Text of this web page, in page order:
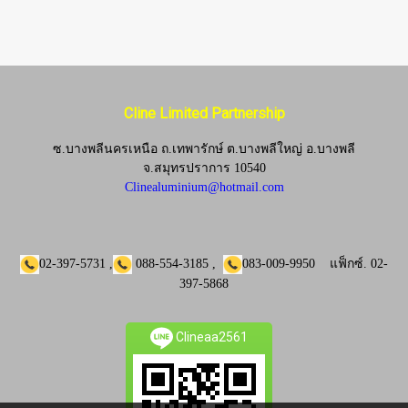
Cline Limited Partnership
ซ.บางพลีนครเหนือ ถ.เทพารักษ์ ต.บางพลีใหญ่ อ.บางพลี
จ.สมุทรปราการ 10540
Clinealuminium@hotmail.com
02-397-5731 , 088-554-3185 , 083-009-9950 แฟ็กซ์. 02-
397-5868
Clineaa2561